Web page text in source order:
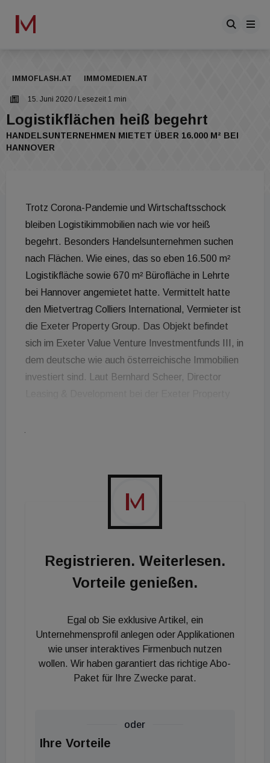
IMMOFLASH.AT IMMOMEDIEN.AT
15. Juni 2020 / Lesezeit 1 min
Logistikflächen heiß begehrt
HANDELSUNTERNEHMEN MIETET ÜBER 16.000 M² BEI
HANNOVER
Trotz Corona-Pandemie und Wirtschaftsschock
bleiben Logistikimmobilien nach wie vor heiß
begehrt. Besonders Handelsunternehmen suchen
nach Flächen. Wie eines, das so eben 16.500 m²
Logistikfläche sowie 670 m² Bürofläche in Lehrte
bei Hannover angemietet hatte. Vermittelt hatte
den Mietvertrag Colliers International, Vermieter ist
die Exeter Property Group. Das Objekt befindet
sich im Exeter Value Venture Investmentfunds III, in
dem deutsche wie auch österreichische Immobilien
investiert sind. Laut Bernhard Scheer, Director
norddeutschen Raum beliefern." Niko Gedaze,
Principal bei der Exeter Property Group: "Unser
Single Tenant-Objekt liegt an einem Top-
Logistikstandort im Speckgürtel Hannovers, in der
Übernahme des Objektes aus einer Insolvenz im
Jahr 2019 ist die Nachvermietung ein großer Erfolg
Außerdem gilt: Gemeinsam schaffen wir das!
Registrieren. Weiterlesen.
Vorteile genießen.
Egal ob Sie exklusive Artikel, ein
Unternehmensprofil anlegen oder Applikationen
wie unser interaktives Firmenbuch nutzen
wollen. Wir haben garantiert das richtige Abo-
Paket für Ihre Zwecke parat.
oder
Ihre Vorteile